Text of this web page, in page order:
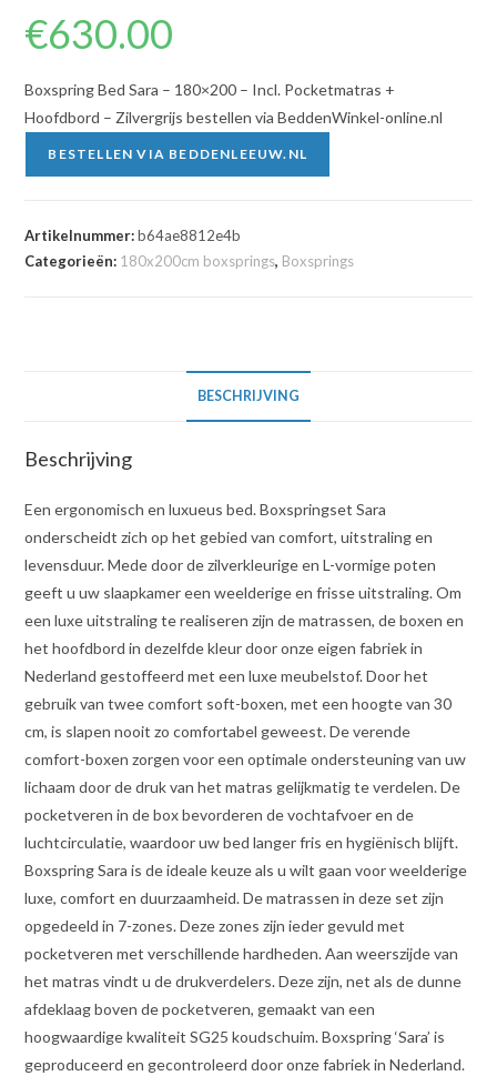
€630.00
Boxspring Bed Sara – 180×200 – Incl. Pocketmatras +
Hoofdbord – Zilvergrijs bestellen via BeddenWinkel-online.nl
BESTELLEN VIA BEDDENLEEUW.NL
Artikelnummer:b64ae8812e4b
Categorieën: 180x200cm boxsprings, Boxsprings
BESCHRIJVING
Beschrijving
Een ergonomisch en luxueus bed. Boxspringset Sara
onderscheidt zich op het gebied van comfort, uitstraling en
levensduur. Mede door de zilverkleurige en L-vormige poten
geeft u uw slaapkamer een weelderige en frisse uitstraling. Om
een luxe uitstraling te realiseren zijn de matrassen, de boxen en
het hoofdbord in dezelfde kleur door onze eigen fabriek in
Nederland gestoffeerd met een luxe meubelstof. Door het
gebruik van twee comfort soft-boxen, met een hoogte van 30
cm, is slapen nooit zo comfortabel geweest. De verende
comfort-boxen zorgen voor een optimale ondersteuning van uw
lichaam door de druk van het matras gelijkmatig te verdelen. De
pocketveren in de box bevorderen de vochtafvoer en de
luchtcirculatie, waardoor uw bed langer fris en hygiënisch blijft.
Boxspring Sara is de ideale keuze als u wilt gaan voor weelderige
luxe, comfort en duurzaamheid. De matrassen in deze set zijn
opgedeeld in 7-zones. Deze zones zijn ieder gevuld met
pocketveren met verschillende hardheden. Aan weerszijde van
het matras vindt u de drukverdelers. Deze zijn, net als de dunne
afdeklaag boven de pocketveren, gemaakt van een
hoogwaardige kwaliteit SG25 koudschuim. Boxspring ‘Sara’ is
geproduceerd en gecontroleerd door onze fabriek in Nederland.